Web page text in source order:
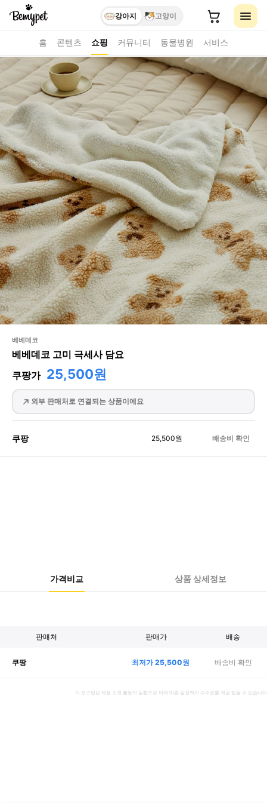
강아지 고양이
홈 콘텐츠 쇼핑 커뮤니티 동물병원 서비스
베베데코
베베데코 고미 극세사 담요
쿠팡가 25,500원
외부 판매처로 연결되는 상품이에요
쿠팡 25,500원 배송비 확인
가격비교 상품 상세정보
판매처 판매가 배송
쿠팡 최저가25,500원 배송비 확인
이 포스팅은 제품 소개 활동의 일환으로 이에 따른 일정액의 수수료를 제공 받을 수 있습니다